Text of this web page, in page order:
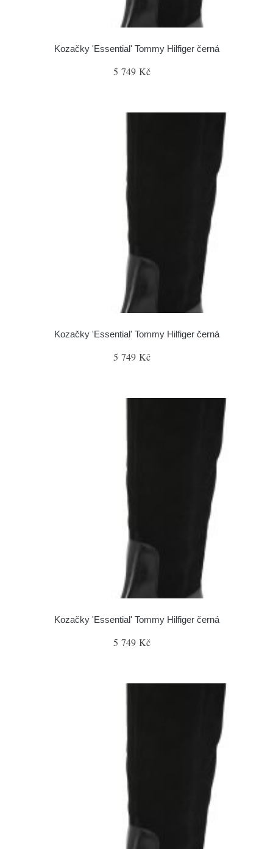
Kozačky 'Essential' Tommy Hilfiger černá
5 749 Kč
Kozačky 'Essential' Tommy Hilfiger černá
5 749 Kč
Kozačky 'Essential' Tommy Hilfiger černá
5 749 Kč